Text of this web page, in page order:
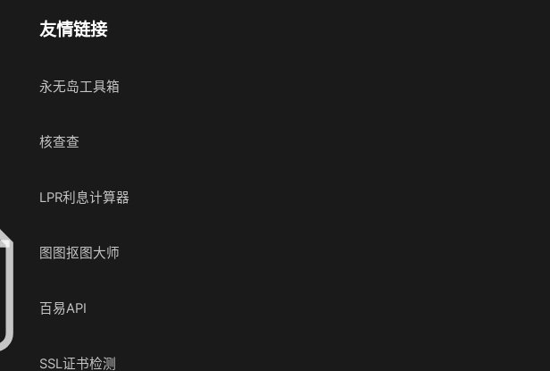
友情链接
永无岛工具箱
核查查
LPR利息计算器
图图抠图大师
百易API
SSL证书检测